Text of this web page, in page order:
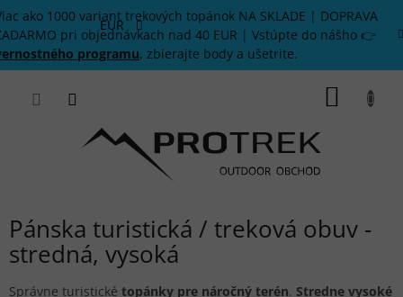
Prejsť
na
obsah
ako 1000 variant trekových topánok NA SKLADE | DOPRAVA
pri objednávkach nad 40 EUR | Vstúpte do nášho 👉
programu, zbierajte body a ušetrite.
EUR
Pánska turistická / treková obuv -
stredná, vysoká
Správne turistické topánky pre náročný terén. Stredne vysoké